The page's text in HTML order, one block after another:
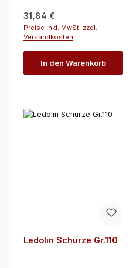
Regulärer Preis:
31,84 €
Preise inkl. MwSt. zzgl.
Versandkosten
In den Warenkorb
Ledolin Schürze Gr.110